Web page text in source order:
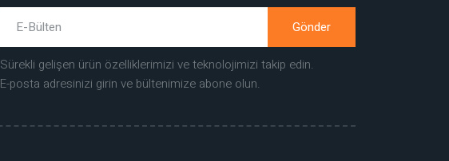
Gönder
Sürekli gelişen ürün özelliklerimizi ve teknolojimizi takip edin.
E-posta adresinizi girin ve bültenimize abone olun.